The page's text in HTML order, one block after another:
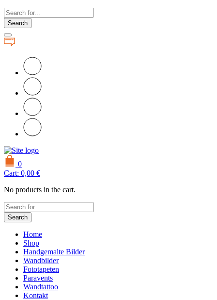
Search
0
Cart: 0,00 €
No products in the cart.
Search
Home
Shop
Handgemalte Bilder
Wandbilder
Fototapeten
Paravents
Wandtattoo
Kontakt